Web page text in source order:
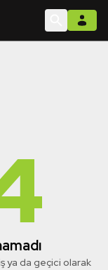
ya da geçici olarak